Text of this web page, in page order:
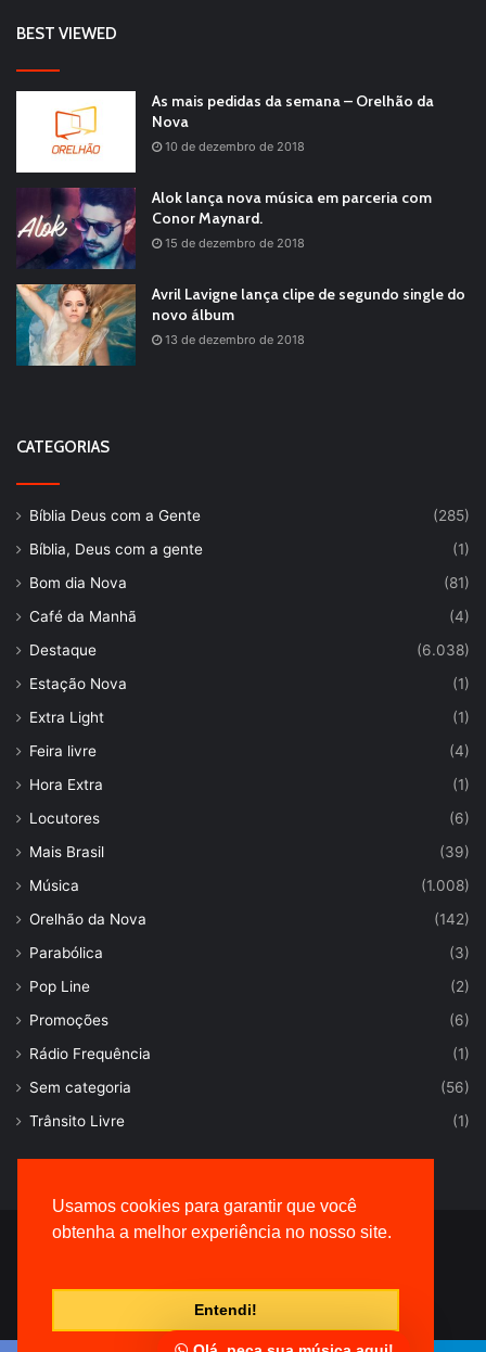
Usamos cookies para garantir que você
obtenha a melhor experiência no nosso site.
Entendi!
BEST VIEWED
As mais pedidas da semana – Orelhão da
Nova
10 de dezembro de 2018
Alok lança nova música em parceria com
Conor Maynard.
15 de dezembro de 2018
Avril Lavigne lança clipe de segundo single do
novo álbum
13 de dezembro de 2018
CATEGORIAS
Bíblia Deus com a Gente
(285)
Bíblia, Deus com a gente
(1)
Bom dia Nova
(81)
Café da Manhã
(4)
Destaque
(6.038)
Estação Nova
(1)
Extra Light
(1)
Feira livre
(4)
Hora Extra
(1)
Locutores
(6)
Mais Brasil
(39)
Música
(1.008)
Orelhão da Nova
(142)
Parabólica
(3)
Pop Line
(2)
Promoções
(6)
Rádio Frequência
(1)
Sem categoria
(56)
Trânsito Livre
(1)